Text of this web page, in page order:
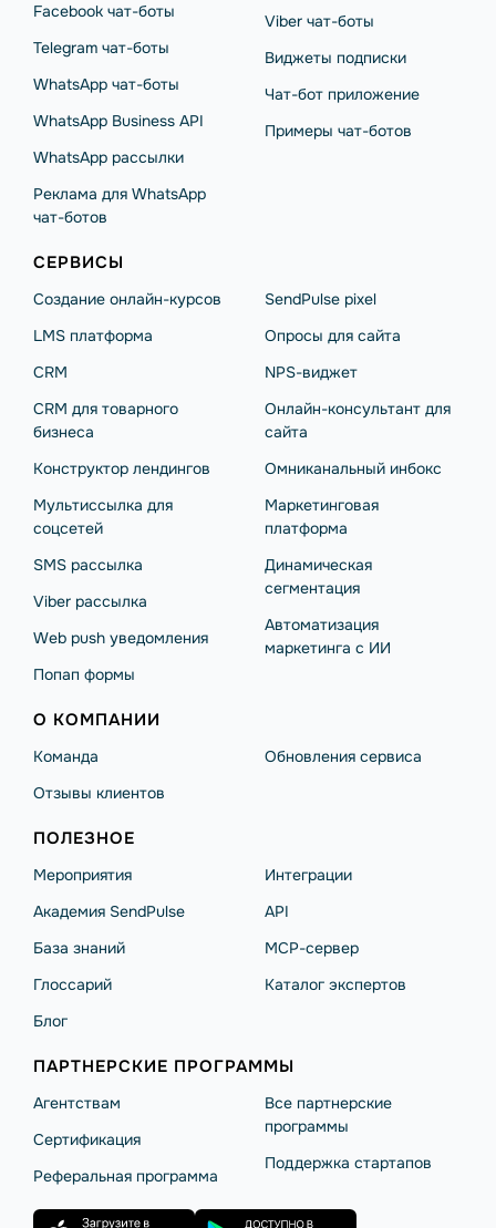
Facebook чат-боты
Telegram чат-боты
WhatsApp чат-боты
WhatsApp Business API
WhatsApp рассылки
Реклама для WhatsApp
чат-ботов
Viber чат-боты
Виджеты подписки
Чат-бот приложение
Примеры чат-ботов
СЕРВИСЫ
Создание онлайн-курсов
LMS платформа
CRM
CRM для товарного
бизнеса
Конструктор лендингов
Мультиссылка для
соцсетей
SMS рассылка
Viber рассылка
Web push уведомления
Попап формы
SendPulse pixel
Опросы для сайта
NPS-виджет
Онлайн-консультант для
сайта
Омниканальный инбокс
Маркетинговая
платформа
Динамическая
сегментация
Автоматизация
маркетинга с ИИ
О КОМПАНИИ
Команда
Отзывы клиентов
Обновления сервиса
ПОЛЕЗНОЕ
Мероприятия
Академия SendPulse
База знаний
Глоссарий
Блог
Интеграции
API
MCP-сервер
Каталог экспертов
ПАРТНЕРСКИЕ ПРОГРАММЫ
Агентствам
Сертификация
Реферальная программа
Все партнерские
программы
Поддержка стартапов